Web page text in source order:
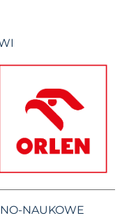
NAUKOWE